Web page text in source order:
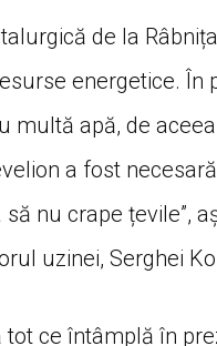
de la
energetice. În
multă apă, de
a fost
nu crape țevile”,
uzinei, Serghei
tot ce întâmplă în